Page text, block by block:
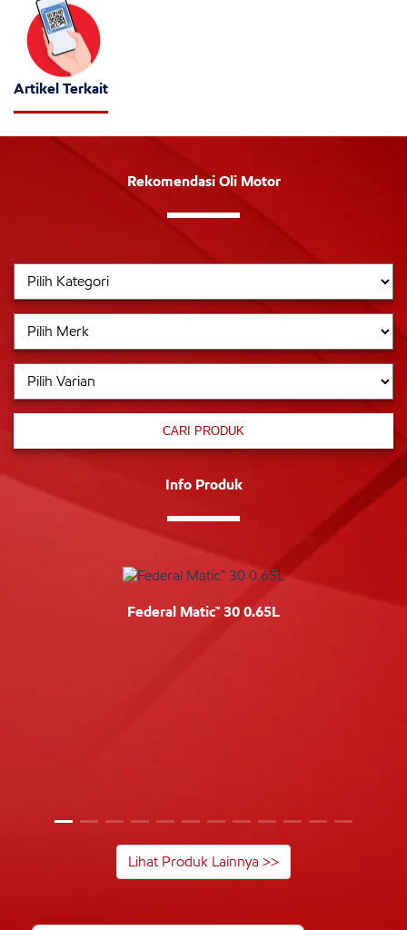
Artikel Terkait
Rekomendasi Oli Motor
CARI PRODUK
Info Produk
Federal Matic™ 30 0.65L
Lihat Produk Lainnya >>